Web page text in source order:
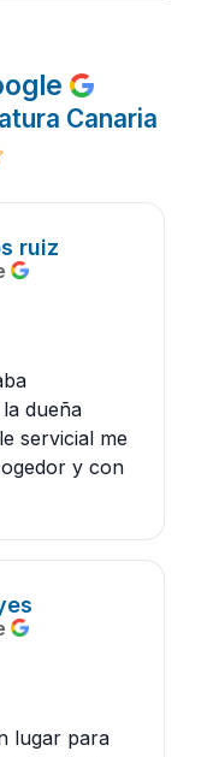
Canaria
ruiz
dueña
servicial me
y con
lugar para